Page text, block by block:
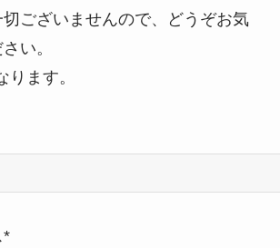
ございませんので、どうぞお気
い。
ます。
*